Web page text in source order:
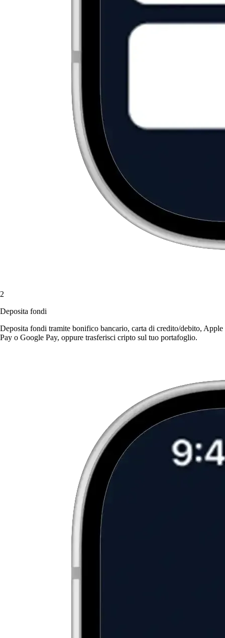
2
Deposita fondi
Deposita fondi tramite bonifico bancario, carta di credito/debito, Apple
Pay o Google Pay, oppure trasferisci cripto sul tuo portafoglio.